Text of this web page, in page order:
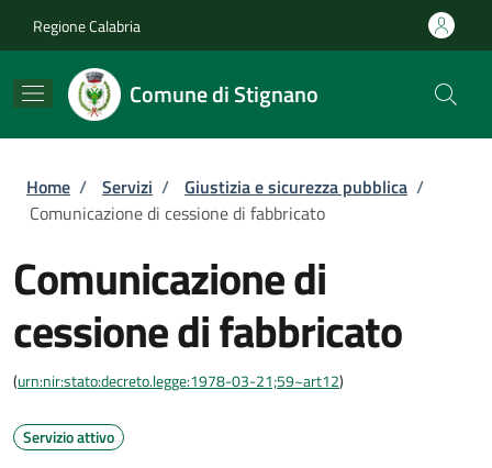
Regione Calabria
Comune di Stignano
Briciole di pane
Home / Servizi / Giustizia e sicurezza pubblica /
Comunicazione di cessione di fabbricato
Comunicazione di
cessione di fabbricato
(urn:nir:stato:decreto.legge:1978-03-21;59~art12)
Servizio attivo